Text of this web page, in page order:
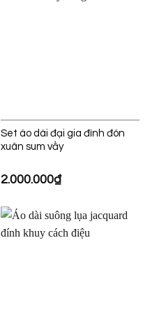
Set áo dài đại gia đình đón
xuân sum vầy
2.000.000₫